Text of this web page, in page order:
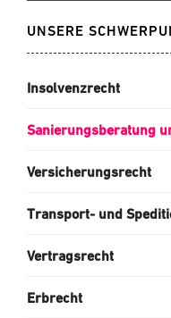
UNSERE
Insolvenzrecht
Sanierungsberatung
Versicherungsrecht
Transport- und
Vertragsrecht
Erbrecht